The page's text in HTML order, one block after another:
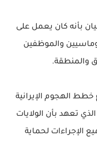
بأنه كان يعمل على
والموظفين
والمنطقة.
خطط الهجوم الإيرانية
تعهد بأن الولايات
الإجراءات لحماية